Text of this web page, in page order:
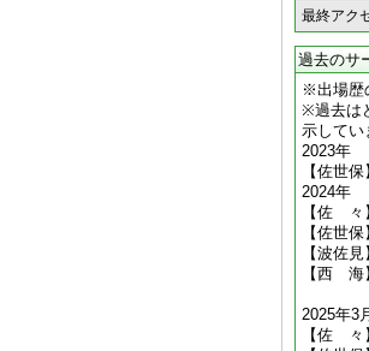
最終アク
過去のサ
※出場歴
※過去は
示してい
2023年
【佐世
2024年
【佐 々
【佐世
【波佐
【西 海
2025年3
【佐 々